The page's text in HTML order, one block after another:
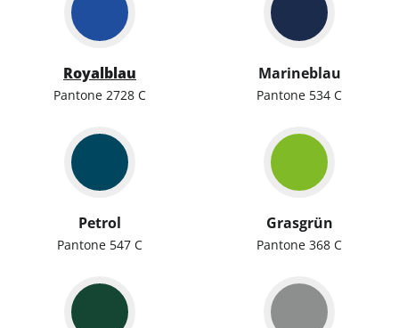
Royalblau
Pantone 2728 C
Marineblau
Pantone 534 C
Petrol
Pantone 547 C
Grasgrün
Pantone 368 C